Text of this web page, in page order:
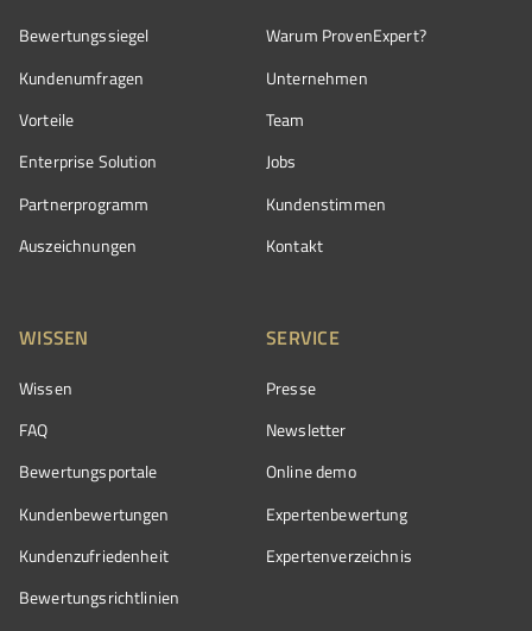
Bewertungssiegel
Kundenumfragen
Vorteile
Enterprise Solution
Partnerprogramm
Auszeichnungen
Warum ProvenExpert?
Unternehmen
Team
Jobs
Kundenstimmen
Kontakt
WISSEN
Wissen
FAQ
Bewertungsportale
Kundenbewertungen
Kundenzufriedenheit
Bewertungs­richtlinien
SERVICE
Presse
Newsletter
Online demo
Expertenbewertung
Expertenverzeichnis